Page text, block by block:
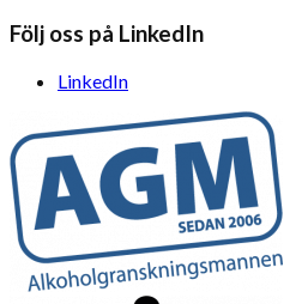
Följ oss på LinkedIn
LinkedIn